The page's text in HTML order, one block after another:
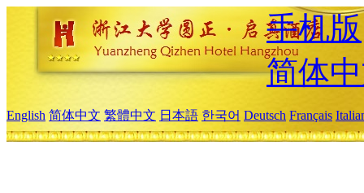
手机版
简体
English 简体中文 繁體中文 日本語 한국어 Deutsch Français